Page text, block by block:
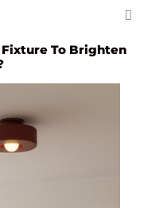
To Brighten